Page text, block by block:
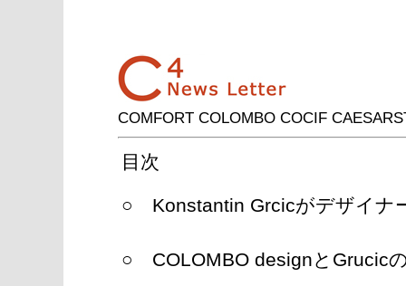
COMFORT COLOMBO COCIF
目次
○ Konstantin Grcicがデザイ
○ COLOMBO designとGrucic